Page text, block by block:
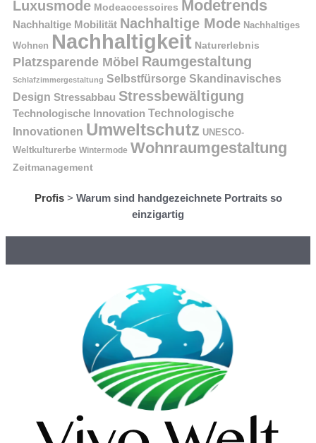
Luxusmode Modeaccessoires Modetrends
Nachhaltige Mobilität Nachhaltige Mode Nachhaltiges
Wohnen Nachhaltigkeit Naturerlebnis
Platzsparende Möbel Raumgestaltung
Schlafzimmergestaltung Selbstfürsorge Skandinavisches
Design Stressabbau Stressbewältigung
Technologische Innovation Technologische
Innovationen Umweltschutz UNESCO-
Weltkulturerbe Wintermode Wohnraumgestaltung
Zeitmanagement
Profis> Warum sind handgezeichnete Portraits so
einzigartig